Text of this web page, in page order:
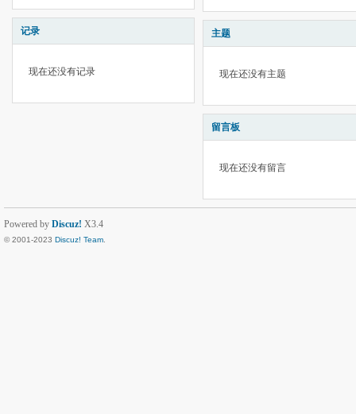
记录
现在还没有记录
主题
现在还没有主题
留言板
现在还没有留言
Powered by Discuz! X3.4
© 2001-2023 Discuz! Team